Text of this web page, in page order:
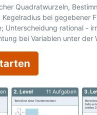
Quadratwurzeln,
bei gegebener
Unterscheidung rational -
bei Variablen unter der
2. Level 11 Aufgaben 3.